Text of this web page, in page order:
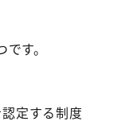
す。
定する制度